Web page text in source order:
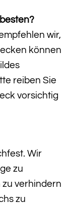
wir,
können
reiben Sie
vorsichtig
Wir
zu
verhindern
zu